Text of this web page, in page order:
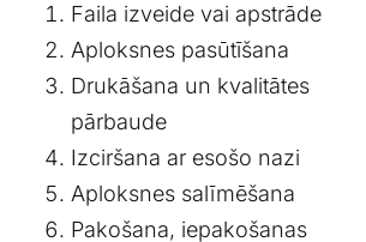
Faila izveide vai apstrāde
Aploksnes pasūtīšana
Drukāšana un kvalitātes
pārbaude
Izciršana ar esošo nazi
Aploksnes salīmēšana
Pakošana, iepakošanas